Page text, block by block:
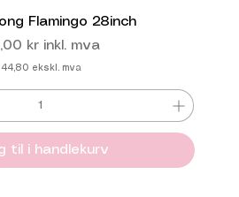
Flamingo 28inch
kr inkl. mva
44,80 ekskl. mva
til i handlekurv